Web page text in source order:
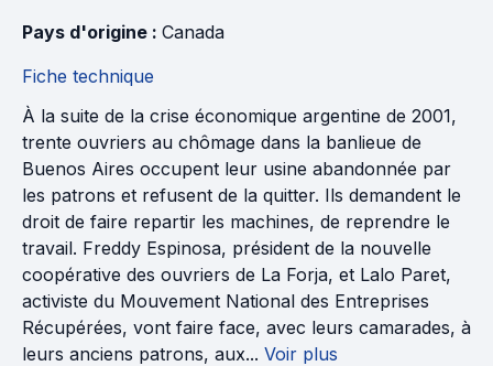
Pays d'origine : Canada
Fiche technique
À la suite de la crise économique argentine de 2001,
trente ouvriers au chômage dans la banlieue de
Buenos Aires occupent leur usine abandonnée par
les patrons et refusent de la quitter. Ils demandent le
droit de faire repartir les machines, de reprendre le
travail. Freddy Espinosa, président de la nouvelle
coopérative des ouvriers de La Forja, et Lalo Paret,
activiste du Mouvement National des Entreprises
Récupérées, vont faire face, avec leurs camarades, à
leurs anciens patrons, aux... Voir plus